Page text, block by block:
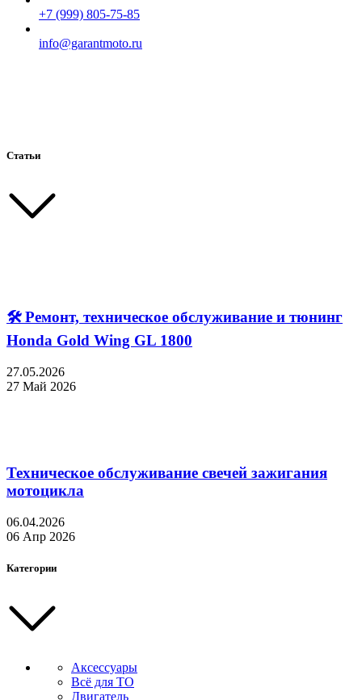
+7 (999) 805-75-85
info@garantmoto.ru
Статьи
🛠 Ремонт, техническое обслуживание и тюнинг
Honda Gold Wing GL 1800
27.05.2026
27 Май 2026
Техническое обслуживание свечей зажигания
мотоцикла
06.04.2026
06 Апр 2026
Категории
Аксессуары
Всё для ТО
Двигатель